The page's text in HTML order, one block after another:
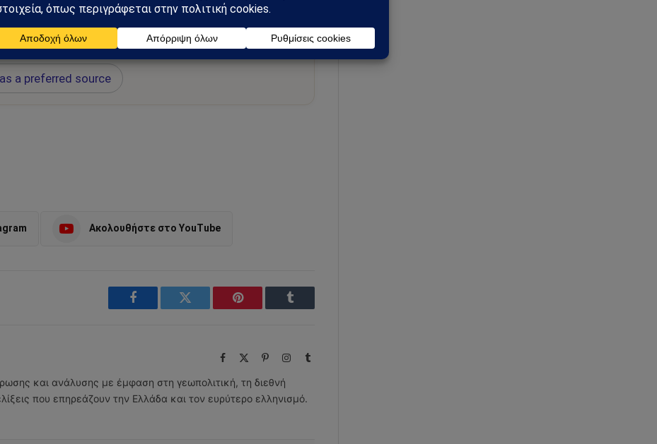
Sahiel στο Google News
για να λαμβάνεις πρώτος τις σημαντικότερες
και αναλύσεις.
a preferred source
Ακολουθήστε στο YouTube
Facebook Twitter Pinterest Tumblr
Facebook PinterestInstagram
Tumblr
και ανάλυσης με έμφαση στη γεωπολιτική, τη διεθνή
που επηρεάζουν την Ελλάδα και τον ευρύτερο ελληνισμό.